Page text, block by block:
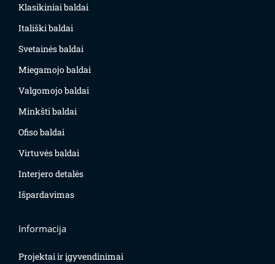
Klasikiniai baldai
Itališki baldai
Svetainės baldai
Miegamojo baldai
Valgomojo baldai
Minkšti baldai
Ofiso baldai
Virtuvės baldai
Interjero detalės
Išpardavimas
Informacija
Projektai ir įgyvendinimai